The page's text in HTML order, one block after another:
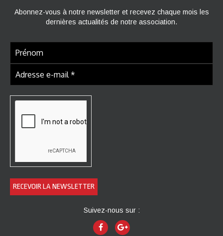
Abonnez-vous à notre newsletter et recevez chaque mois les
dernières actualités de notre association.
Suivez-nous sur :